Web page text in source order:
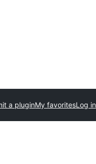
a pluginMy favoritesLog in